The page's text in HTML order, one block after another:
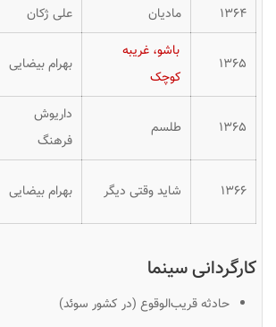
۱۳۶۴
مادیان علی ژکان
۱۳۶۵
باشو، غریبه
کوچک
بهرام بیضایی
۱۳۶۵ طلسم
داریوش
فرهنگ
۱۳۶۶ شاید وقتی دیگر بهرام بیضایی
کارگردانی سینما
حادثه قریب‌الوقوع (در کشور سوئد)